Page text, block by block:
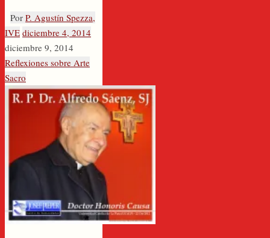
Por P. Agustín Spezza,
IVE diciembre 4, 2014
diciembre 9, 2014
Reflexiones sobre Arte
Sacro